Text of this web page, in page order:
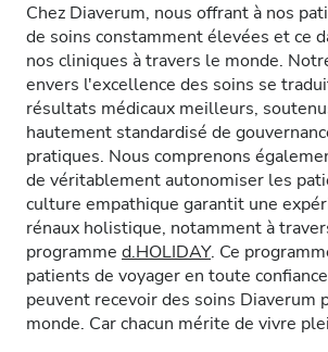
Chez Diaverum, nous offrant à nos
de soins constamment élevées et ce
nos cliniques à travers le monde.
envers l'excellence des soins se
résultats médicaux meilleurs,
hautement standardisé de
pratiques. Nous comprenons
de véritablement autonomiser les
culture empathique garantit une
rénaux holistique, notamment à
programme d.HOLIDAY. Ce
patients de voyager en toute
peuvent recevoir des soins Diaverum
monde. Car chacun mérite de vivre